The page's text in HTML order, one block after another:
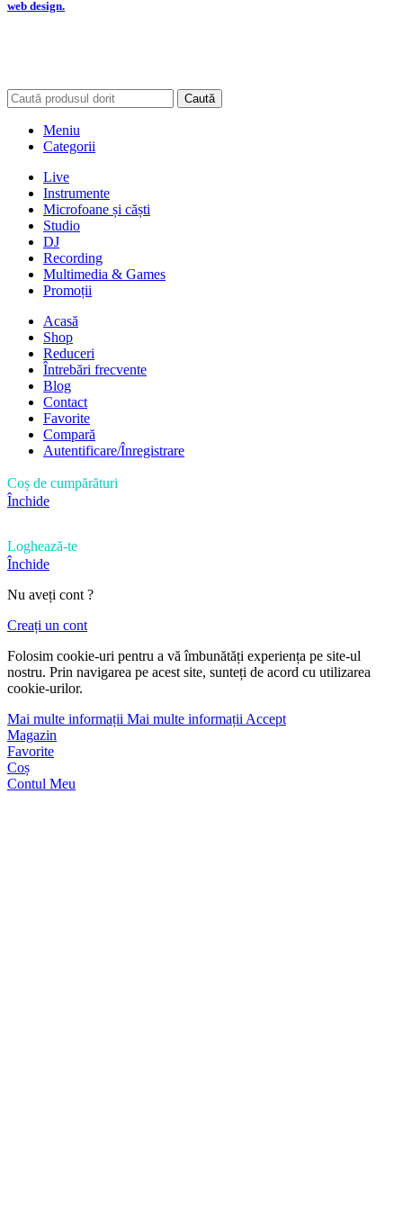
web design.
Caută
Meniu
Categorii
Live
Instrumente
Microfoane și căști
Studio
DJ
Recording
Multimedia & Games
Promoții
Acasă
Shop
Reduceri
Întrebări frecvente
Blog
Contact
Favorite
Compară
Autentificare/Înregistrare
Coș de cumpărături
Închide
Loghează-te
Închide
Nu aveți cont ?
Creați un cont
Folosim cookie-uri pentru a vă îmbunătăți experiența pe site-ul
nostru. Prin navigarea pe acest site, sunteți de acord cu utilizarea
cookie-urilor.
Mai multe informații Mai multe informații Accept
Magazin
Favorite
Coș
Contul Meu